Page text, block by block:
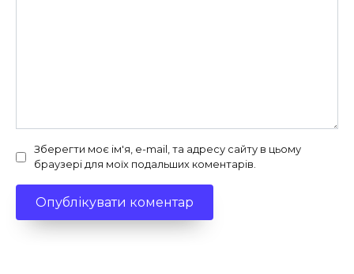
Зберегти моє ім'я, e-mail, та адресу сайту в цьому
браузері для моїх подальших коментарів.